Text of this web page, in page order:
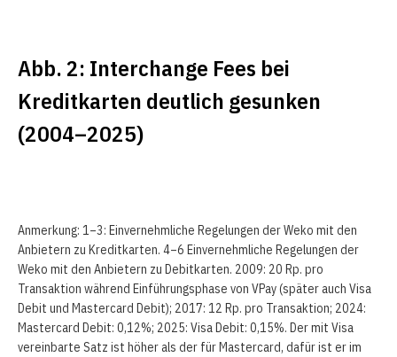
Abb. 2: Interchange Fees bei
Kreditkarten deutlich gesunken
(2004–2025)
Anmerkung: 1–3: Einvernehmliche Regelungen der Weko mit den
Anbietern zu Kreditkarten. 4–6 Einvernehmliche Regelungen der
Weko mit den Anbietern zu Debitkarten. 2009: 20 Rp. pro
Transaktion während Einführungsphase von VPay (später auch Visa
Debit und Mastercard Debit); 2017: 12 Rp. pro Transaktion; 2024:
Mastercard Debit: 0,12%; 2025: Visa Debit: 0,15%. Der mit Visa
vereinbarte Satz ist höher als der für Mastercard, dafür ist er im